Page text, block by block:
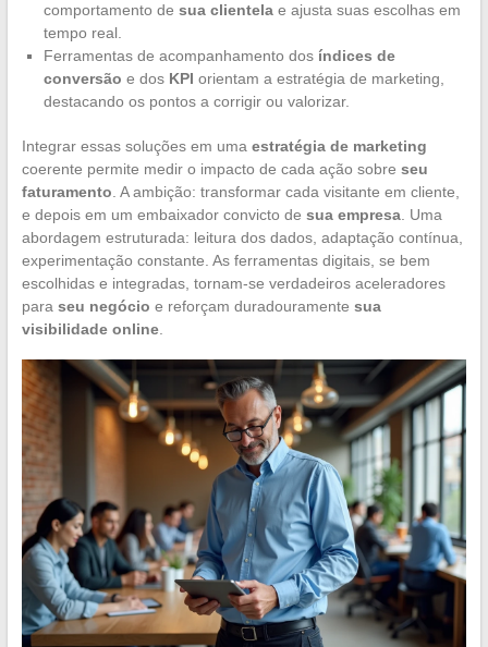
comportamento de sua clientelae ajusta suas escolhas em
tempo real.
Ferramentas de acompanhamento dos índices de
conversão e dos KPI orientam a estratégia de marketing,
destacando os pontos a corrigir ou valorizar.
Integrar essas soluções em uma estratégia de marketing
coerente permite medir o impacto de cada ação sobre seu
faturamento . A ambição: transformar cada visitante em cliente,
e depois em um embaixador convicto de sua empresa. Uma
abordagem estruturada: leitura dos dados, adaptação contínua,
experimentação constante. As ferramentas digitais, se bem
escolhidas e integradas, tornam-se verdadeiros aceleradores
para seu negócio e reforçam duradouramente sua
visibilidade online.